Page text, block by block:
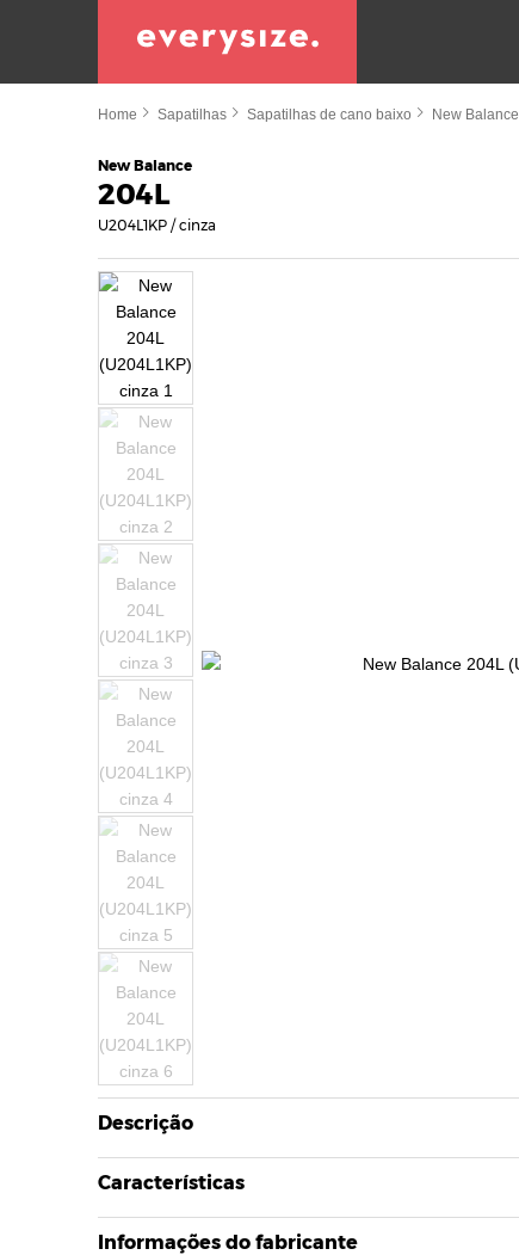
Home Sapatilhas Sapatilhas de cano baixo New Balance
New Balance
204L
U204L1KP / cinza
Descrição
Características
Informações do fabricante